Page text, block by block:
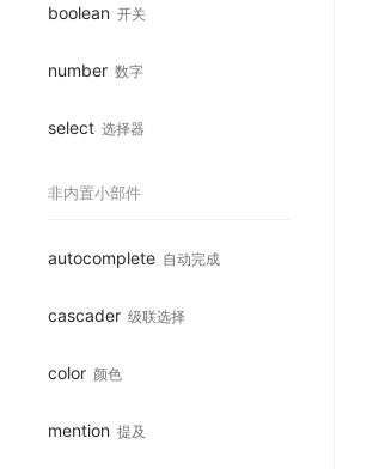
boolean 开关
number 数字
select 选择器
非内置小部件
autocomplete 自动完成
cascader 级联选择
color 颜色
mention 提及